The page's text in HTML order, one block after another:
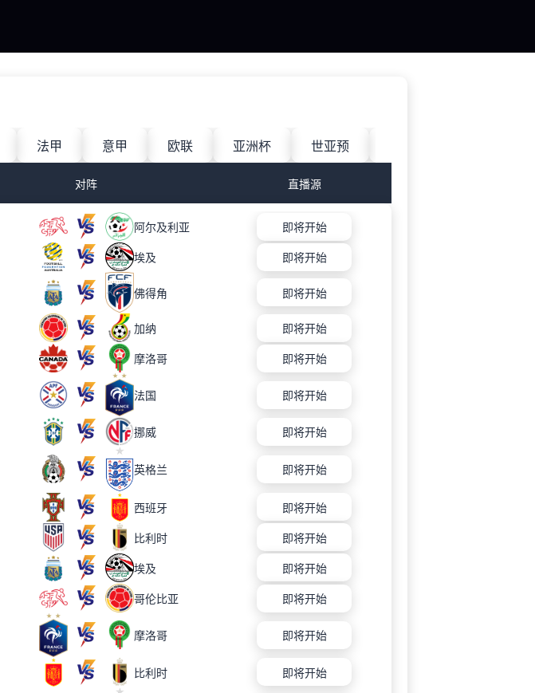
法甲 意甲 欧联 亚洲杯 世亚预
对阵 直播源
阿尔及利亚 即将开始
埃及 即将开始
佛得角 即将开始
加纳 即将开始
摩洛哥 即将开始
法国 即将开始
挪威 即将开始
英格兰 即将开始
西班牙 即将开始
比利时 即将开始
埃及 即将开始
哥伦比亚 即将开始
摩洛哥 即将开始
比利时 即将开始